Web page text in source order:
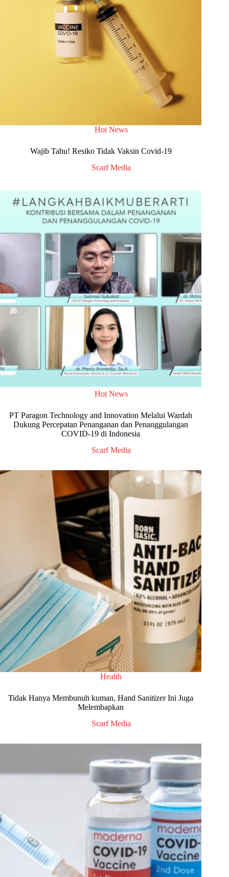
Hot News
Wajib Tahu! Resiko Tidak Vaksin Covid-19
Scarf Media
Hot News
PT Paragon Technology and Innovation Melalui Wardah
Dukung Percepatan Penanganan dan Penanggulangan
COVID-19 di Indonesia
Scarf Media
Health
Tidak Hanya Membunuh kuman, Hand Sanitizer Ini Juga
Melembapkan
Scarf Media